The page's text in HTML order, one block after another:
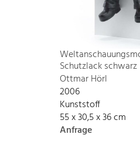
Schutzlack schwarz
Ottmar Hörl
2006
Kunststoff
55 x 30,5 x 36 cm
Anfrage